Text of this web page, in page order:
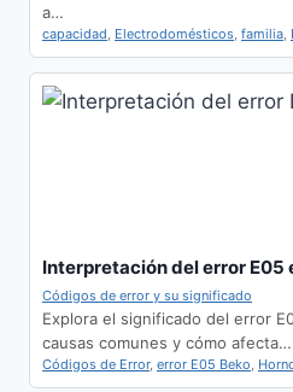
a…
capacidad, Electrodomésticos, familia,
Interpretación del error E05
Códigos de error y su significado
Explora el significado del error
causas comunes y cómo afecta…
Códigos de Error, error E05 Beko,